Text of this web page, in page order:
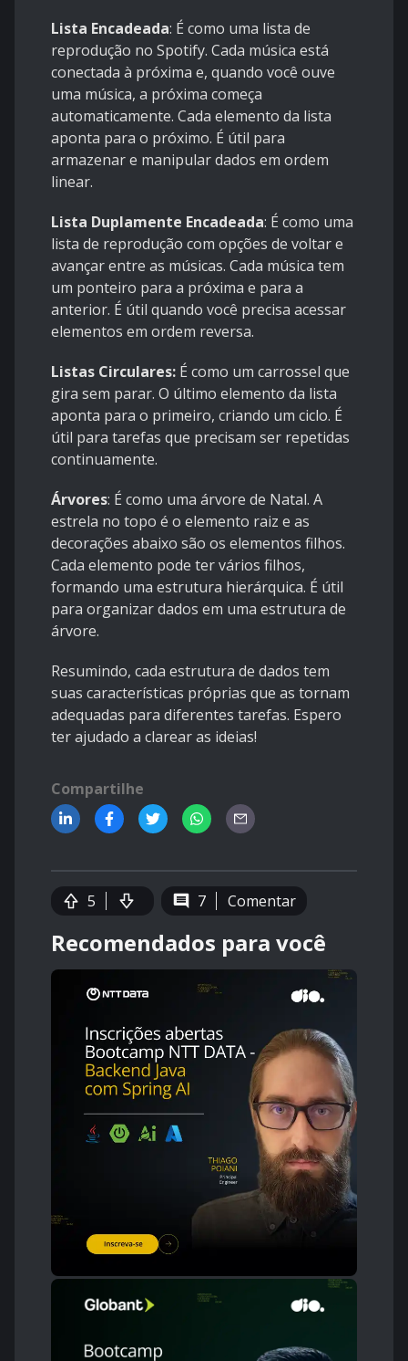
Lista Encadeada: É como uma lista de
reprodução no Spotify. Cada música está
conectada à próxima e, quando você ouve
uma música, a próxima começa
automaticamente. Cada elemento da lista
aponta para o próximo. É útil para
armazenar e manipular dados em ordem
linear.
Lista Duplamente Encadeada: É como uma
lista de reprodução com opções de voltar e
avançar entre as músicas. Cada música tem
um ponteiro para a próxima e para a
anterior. É útil quando você precisa acessar
elementos em ordem reversa.
Listas Circulares: É como um carrossel que
gira sem parar. O último elemento da lista
aponta para o primeiro, criando um ciclo. É
útil para tarefas que precisam ser repetidas
continuamente.
Árvores: É como uma árvore de Natal. A
estrela no topo é o elemento raiz e as
decorações abaixo são os elementos filhos.
Cada elemento pode ter vários filhos,
formando uma estrutura hierárquica. É útil
para organizar dados em uma estrutura de
árvore.
Resumindo, cada estrutura de dados tem
suas características próprias que as tornam
adequadas para diferentes tarefas. Espero
ter ajudado a clarear as ideias!
Compartilhe
5 7 Comentar
Recomendados para você